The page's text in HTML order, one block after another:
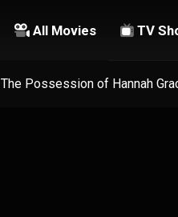
All Movies TV
The Possession of Hannah